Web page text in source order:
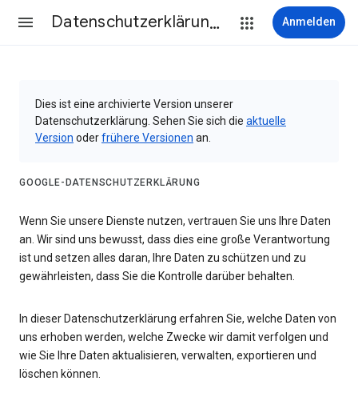
Datenschutzerklärung & Nutzungsbedingungen Anmelden
Dies ist eine archivierte Version unserer
Datenschutzerklärung. Sehen Sie sich die aktuelle
Version oderfrühere Versionen an.
GOOGLE-DATENSCHUTZERKLÄRUNG
Wenn Sie unsere Dienste nutzen, vertrauen Sie uns Ihre Daten
an. Wir sind uns bewusst, dass dies eine große Verantwortung
ist und setzen alles daran, Ihre Daten zu schützen und zu
gewährleisten, dass Sie die Kontrolle darüber behalten.
In dieser Datenschutzerklärung erfahren Sie, welche Daten von
uns erhoben werden, welche Zwecke wir damit verfolgen und
wie Sie Ihre Daten aktualisieren, verwalten, exportieren und
löschen können.